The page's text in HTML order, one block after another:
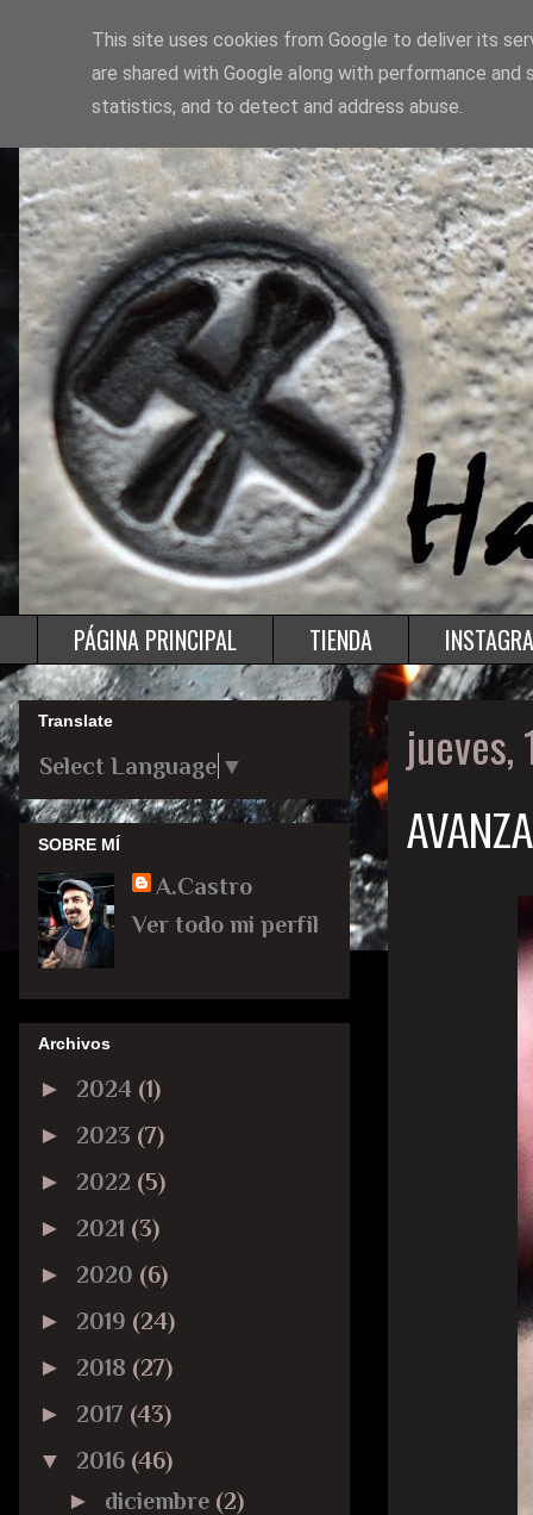
PÁGINA PRINCIPAL TIENDA
jueves,
Translate
Select Language ▼
SOBRE MÍ
A.Castro
Ver todo mi perfil
Archivos
► 2024 (1)
► 2023 (7)
► 2022 (5)
► 2021 (3)
► 2020 (6)
► 2019 (24)
► 2018 (27)
► 2017 (43)
▼ 2016 (46)
► diciembre (2)
This site uses cookies from Google to deliver its
are shared with Google along with performance
statistics, and to detect and address abuse.